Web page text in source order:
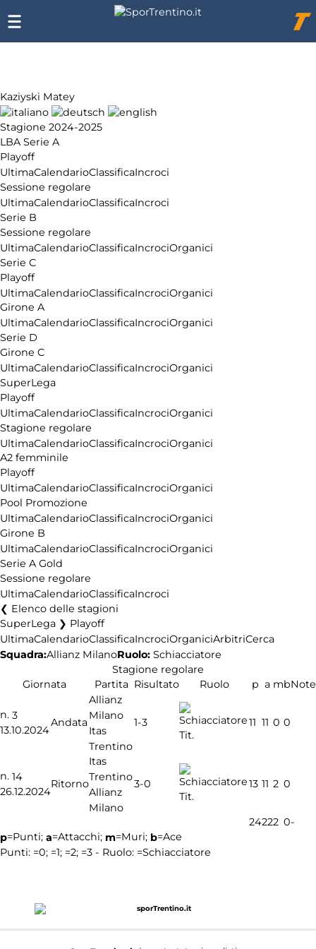
Kaziyski Matey
Stagione 2024-2025
LBA Serie A
Playoff
UltimaCalendarioClassificaIncroci
Sessione regolare
UltimaCalendarioClassificaIncroci
Serie B
Sessione regolare
UltimaCalendarioClassificaIncrociOrganici
Serie C
Playoff
UltimaCalendarioClassificaIncrociOrganici
Girone A
UltimaCalendarioClassificaIncrociOrganici
Serie D
Girone C
UltimaCalendarioClassificaIncrociOrganici
SuperLega
Playoff
UltimaCalendarioClassificaIncrociOrganici
Stagione regolare
UltimaCalendarioClassificaIncrociOrganici
A2 femminile
Playoff
UltimaCalendarioClassificaIncrociOrganici
Pool Promozione
UltimaCalendarioClassificaIncrociOrganici
Girone B
UltimaCalendarioClassificaIncrociOrganici
Serie A Gold
Sessione regolare
UltimaCalendarioClassificaIncroci
Elenco delle stagioni
SuperLega ❯ Playoff
UltimaCalendarioClassificaIncrociOrganiciArbitriCerca
Squadra:Allianz MilanoRuolo: Schiacciatore
Stagione regolare
Giornata
Partita Risultato Ruolo p a mbNote
n. 3
13.10.2024
Andata
Allianz
Milano
Itas
Trentino
1-3
Tit.
11 11 0 0
n. 14
26.12.2024
Ritorno
Itas
Trentino
Allianz
Milano
3-0
Tit.
13 11 2 0
24222 0-
p=Punti; a=Attacchi; m=Muri; b=Ace
Punti: =0; =1; =2; =3 - Ruolo: =Schiacciatore
Chi
siamo
Affiliazione